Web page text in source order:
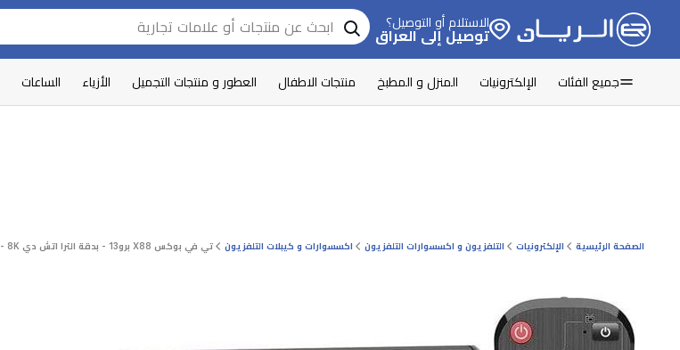
الاستلام أو التوصيل؟
توصيل إلى العراق
جميع الفئات الإلكترونيات المنزل و المطبخ منتجات الاطفال العطور و منتجات التجميل الأزياء الساعات
الصفحة الرئيسية الإلكترونيات التلفزيون و اكسسوارات التلفزيون اكسسوارات و كيبلات التلفزيون تي في بوكس X88 برو13 - بدقة الترا اتش دي 8K - نظام تشغيل اندرويد سهل الاستخدام مع التحكم الكامل عبر جهاز التحكم عن بعد المرفق - أسود